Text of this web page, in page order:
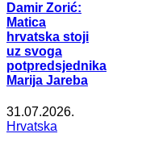
Damir Zorić:
Matica
hrvatska stoji
uz svoga
potpredsjednika
Marija Jareba
31.07.2026.
Hrvatska